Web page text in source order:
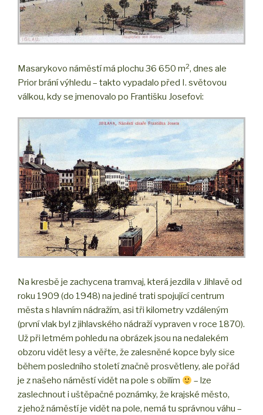
Masarykovo náměstí má plochu 36 650 m2, dnes ale
Prior brání výhledu – takto vypadalo před I. světovou
válkou, kdy se jmenovalo po Františku Josefovi:
Na kresbě je zachycena tramvaj, která jezdila v Jihlavě od
roku 1909 (do 1948) na jediné trati spojující centrum
města s hlavním nádražím, asi tři kilometry vzdáleným
(první vlak byl z jihlavského nádraží vypraven v roce 1870).
Už při letmém pohledu na obrázek jsou na nedalekém
obzoru vidět lesy a věřte, že zalesněné kopce byly sice
během posledního století značně prosvětleny, ale pořád
je z našeho náměstí vidět na pole s obilím
– lze
zaslechnout i uštěpačné poznámky, že krajské město,
z jehož náměstí je vidět na pole, nemá tu správnou váhu –